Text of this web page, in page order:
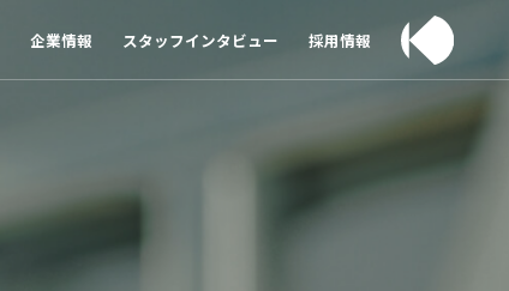
企業情報 スタッフインタビュー 採用情報